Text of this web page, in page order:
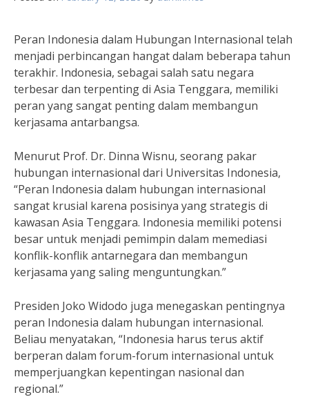
Peran Indonesia dalam Hubungan Internasional telah
menjadi perbincangan hangat dalam beberapa tahun
terakhir. Indonesia, sebagai salah satu negara
terbesar dan terpenting di Asia Tenggara, memiliki
peran yang sangat penting dalam membangun
kerjasama antarbangsa.
Menurut Prof. Dr. Dinna Wisnu, seorang pakar
hubungan internasional dari Universitas Indonesia,
“Peran Indonesia dalam hubungan internasional
sangat krusial karena posisinya yang strategis di
kawasan Asia Tenggara. Indonesia memiliki potensi
besar untuk menjadi pemimpin dalam memediasi
konflik-konflik antarnegara dan membangun
kerjasama yang saling menguntungkan.”
Presiden Joko Widodo juga menegaskan pentingnya
peran Indonesia dalam hubungan internasional.
Beliau menyatakan, “Indonesia harus terus aktif
berperan dalam forum-forum internasional untuk
memperjuangkan kepentingan nasional dan
regional.”